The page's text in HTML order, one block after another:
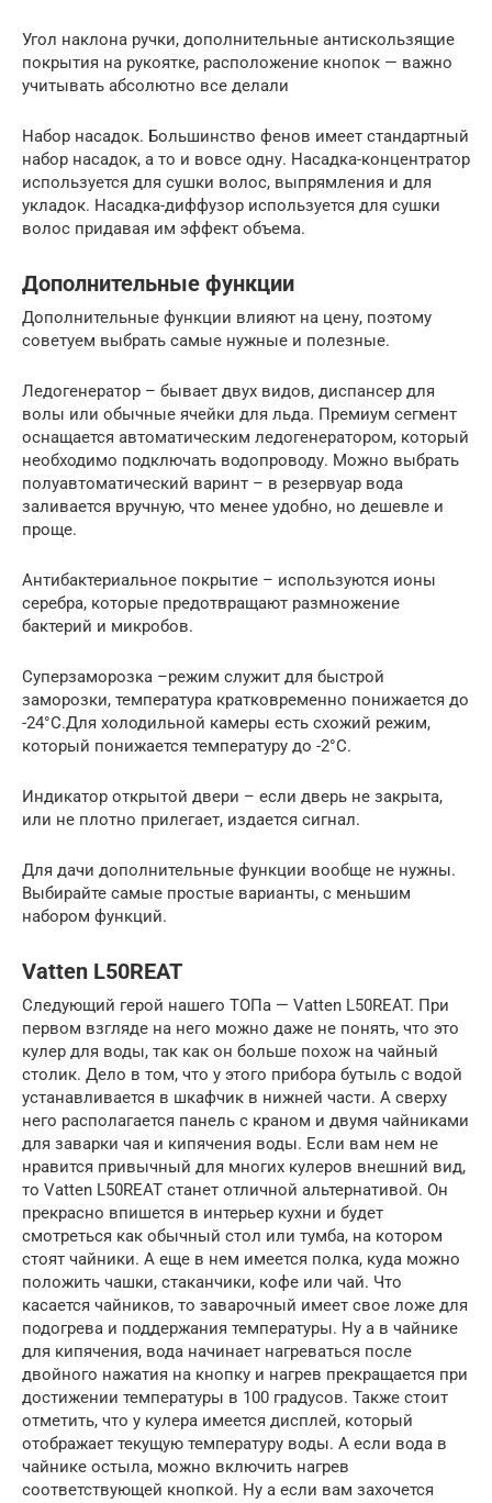
Угол наклона ручки, дополнительные антискользящие
покрытия на рукоятке, расположение кнопок — важно
учитывать абсолютно все делали
Набор насадок. Большинство фенов имеет стандартный
набор насадок, а то и вовсе одну. Насадка-концентратор
используется для сушки волос, выпрямления и для
укладок. Насадка-диффузор используется для сушки
волос придавая им эффект объема.
Дополнительные функции
Дополнительные функции влияют на цену, поэтому
советуем выбрать самые нужные и полезные.
Ледогенератор – бывает двух видов, диспансер для
волы или обычные ячейки для льда. Премиум сегмент
оснащается автоматическим ледогенератором, который
необходимо подключать водопроводу. Можно выбрать
полуавтоматический варинт – в резервуар вода
заливается вручную, что менее удобно, но дешевле и
проще.
Антибактериальное покрытие – используются ионы
серебра, которые предотвращают размножение
бактерий и микробов.
Суперзаморозка –режим служит для быстрой
заморозки, температура кратковременно понижается до
-24°С.Для холодильной камеры есть схожий режим,
который понижается температуру до -2°С.
Индикатор открытой двери – если дверь не закрыта,
или не плотно прилегает, издается сигнал.
Для дачи дополнительные функции вообще не нужны.
Выбирайте самые простые варианты, с меньшим
набором функций.
Vatten L50REAT
Следующий герой нашего ТОПа — Vatten L50REAT. При
первом взгляде на него можно даже не понять, что это
кулер для воды, так как он больше похож на чайный
столик. Дело в том, что у этого прибора бутыль с водой
устанавливается в шкафчик в нижней части. А сверху
него располагается панель с краном и двумя чайниками
для заварки чая и кипячения воды. Если вам нем не
нравится привычный для многих кулеров внешний вид,
то Vatten L50REAT станет отличной альтернативой. Он
прекрасно впишется в интерьер кухни и будет
смотреться как обычный стол или тумба, на котором
стоят чайники. А еще в нем имеется полка, куда можно
положить чашки, стаканчики, кофе или чай. Что
касается чайников, то заварочный имеет свое ложе для
подогрева и поддержания температуры. Ну а в чайнике
для кипячения, вода начинает нагреваться после
двойного нажатия на кнопку и нагрев прекращается при
достижении температуры в 100 градусов. Также стоит
отметить, что у кулера имеется дисплей, который
отображает текущую температуру воды. А если вода в
чайнике остыла, можно включить нагрев
соответствующей кнопкой. Ну а если вам захочется